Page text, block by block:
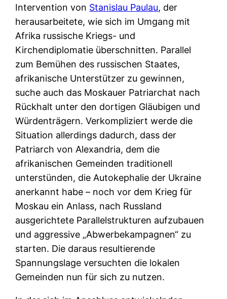
Intervention von Stanislau Paulau, der
herausarbeitete, wie sich im Umgang mit
Afrika russische Kriegs- und
Kirchendiplomatie überschnitten. Parallel
zum Bemühen des russischen Staates,
afrikanische Unterstützer zu gewinnen,
suche auch das Moskauer Patriarchat nach
Rückhalt unter den dortigen Gläubigen und
Würdenträgern. Verkompliziert werde die
Situation allerdings dadurch, dass der
Patriarch von Alexandria, dem die
afrikanischen Gemeinden traditionell
unterstünden, die Autokephalie der Ukraine
anerkannt habe – noch vor dem Krieg für
Moskau ein Anlass, nach Russland
ausgerichtete Parallelstrukturen aufzubauen
und aggressive „Abwerbekampagnen“ zu
starten. Die daraus resultierende
Spannungslage versuchten die lokalen
Gemeinden nun für sich zu nutzen.